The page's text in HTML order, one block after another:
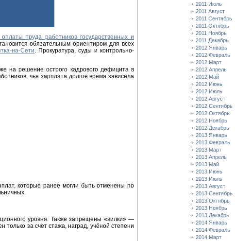
труда работников государственных и
обязательным ориентиром для всех
на-Сети. Прокуратура, суды и контрольно-
на решение острого кадрового дефицита в
чья зарплата долгое время зависела
которые ранее могли быть отменены по
уровня. Также запрещены «вилки» —
за счёт стажа, наград, учёной степени
2011 Июль
2011 Август
2011 Сентябрь
2011 Октябрь
2011 Ноябрь
2011 Декабрь
2012 Январь
2012 Февраль
2012 Март
2012 Апрель
2012 Май
2012 Июнь
2012 Июль
2012 Август
2012 Сентябрь
2012 Октябрь
2012 Ноябрь
2012 Декабрь
2013 Январь
2013 Февраль
2013 Март
2013 Апрель
2013 Май
2013 Июнь
2013 Июль
2013 Август
2013 Сентябрь
2013 Октябрь
2013 Ноябрь
2013 Декабрь
2014 Январь
2014 Февраль
2014 Март